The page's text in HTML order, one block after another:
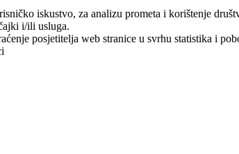
iskustvo, za analizu prometa i korištenje
i/ili usluga.
posjetitelja web stranice u svrhu statistika i